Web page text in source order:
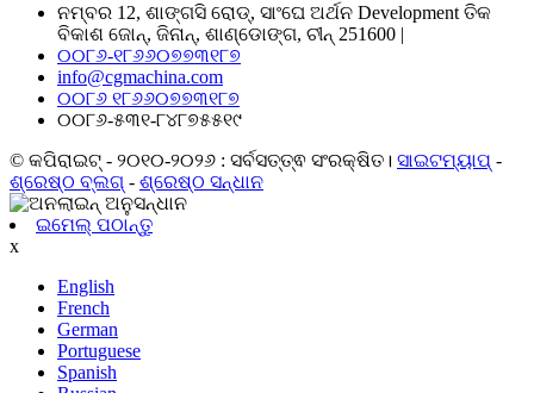
ନମ୍ବର 12, ଶାଙ୍ଗସି ରୋଡ୍, ସାଂଘେ ଅର୍ଥନ Development ତିକ
ବିକାଶ ଜୋନ୍, ଜିନାନ୍, ଶାଣ୍ଡୋଙ୍ଗ, ଚୀନ୍ 251600 |
୦୦୮୬-୧୮୬୬୦୭୭୩୧୮୭
info@cgmachina.com
୦୦୮୬ ୧୮୬୬୦୭୭୩୧୮୭
୦୦୮୬-୫୩୧-୮୪୮୭୫୫୧୯
© କପିରାଇଟ୍ - ୨୦୧୦-୨୦୨୬ : ସର୍ବସତ୍ତ୍ଵ ସଂରକ୍ଷିତ। ସାଇଟମ୍ୟାପ୍ -
ଶ୍ରେଷ୍ଠ ବ୍ଲଗ୍ - ଶ୍ରେଷ୍ଠ ସନ୍ଧାନ
ଇମେଲ୍ ପଠାନ୍ତୁ
x
English
French
German
Portuguese
Spanish